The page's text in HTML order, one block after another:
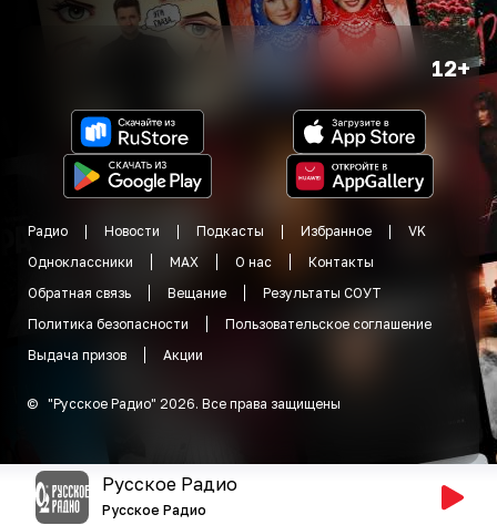
12+
Радио Новости Подкасты Избранное
VK
Одноклассники
MAX О нас
Контакты
Обратная связь
Вещание
Результаты СОУТ
Политика безопасности
Пользовательское соглашение
Выдача призов
Акции
© "Русское Радио" 2026. Все права защищены
Русское Радио
Русское Радио